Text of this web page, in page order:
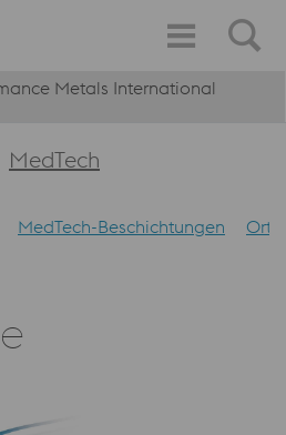
Metals International
MedTech
MedTech-Beschichtungen